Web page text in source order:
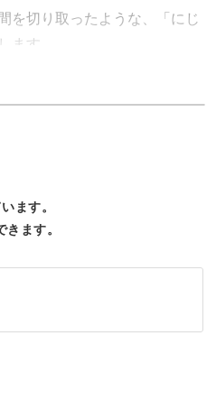
を切り取ったような、「にじ
す。
ひとつひとつ解説していきま
ルを作るカラーミキシング
ます。
ます。